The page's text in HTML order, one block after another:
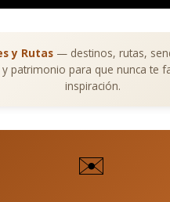
y Rutas — destinos, rutas,
y patrimonio para que nunca te
inspiración.
✉️